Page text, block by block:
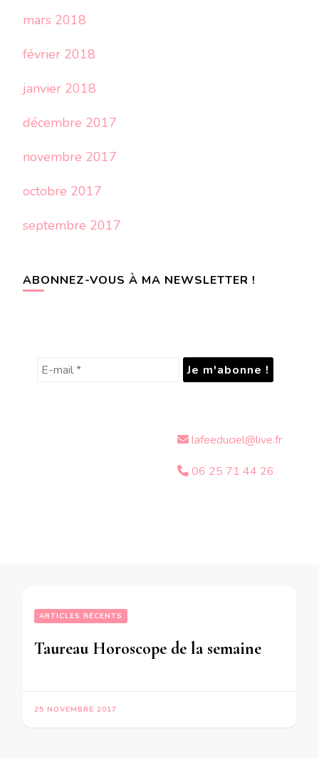
mars 2018
février 2018
janvier 2018
décembre 2017
novembre 2017
octobre 2017
septembre 2017
ABONNEZ-VOUS À MA NEWSLETTER !
lafeeduciel@live.fr
06 25 71 44 26
ARTICLES RÉCENTS
25 NOVEMBRE 2017